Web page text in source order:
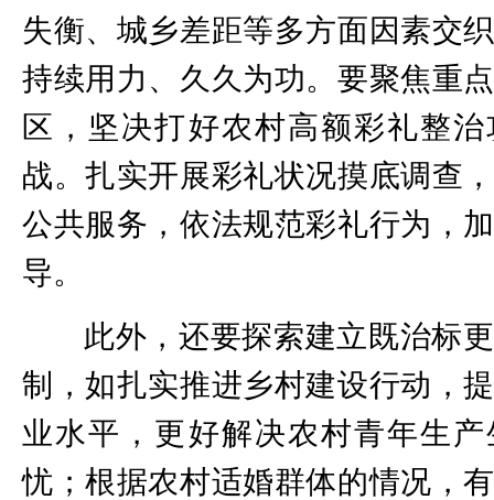
失衡、城乡差距等多方面因素交
持续用力、久久为功。要聚焦重
区，坚决打好农村高额彩礼整
战。扎实开展彩礼状况摸底调查
公共服务，依法规范彩礼行为，
导。
此外，还要探索建立既治标
制，如扎实推进乡村建设行动，
业水平，更好解决农村青年生
忧；根据农村适婚群体的情况，